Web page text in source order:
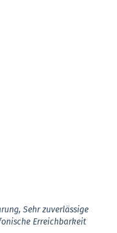
Sehr zuverlässige
Erreichbarkeit